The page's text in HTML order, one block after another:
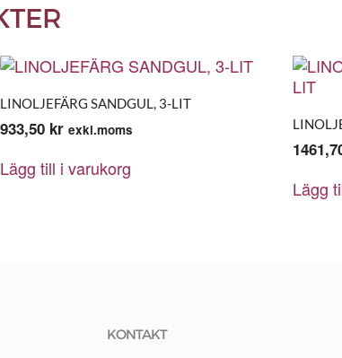
LINOLJEFÄRG SANDGUL, 3-LIT
933,50 kr exkl.moms
Lägg till i varukorg
Lägg
KONTAKT